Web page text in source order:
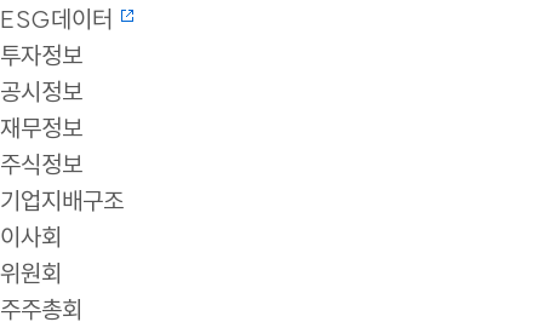
ESG데이터
투자정보
공시정보
재무정보
주식정보
기업지배구조
이사회
위원회
주주총회